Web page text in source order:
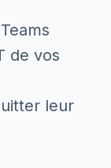
de vos
leur